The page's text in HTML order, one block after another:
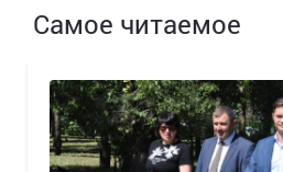
Самое читаемое